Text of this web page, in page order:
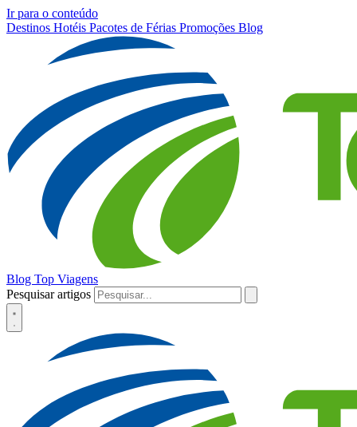
Ir para o conteúdo
Destinos Hotéis Pacotes de Férias Promoções Blog
Blog Top Viagens
Pesquisar artigos